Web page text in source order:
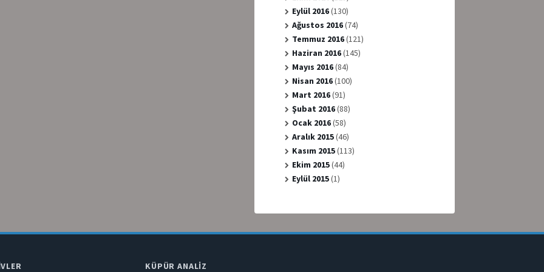
Eylül 2016(130)
Ağustos 2016(74)
Temmuz 2016(121)
Haziran 2016(145)
Mayıs 2016(84)
Nisan 2016(100)
Mart 2016(91)
Şubat 2016(88)
Ocak 2016(58)
Aralık 2015(46)
Kasım 2015(113)
Ekim 2015(44)
Eylül 2015(1)
KÜPÜR ANALIZ